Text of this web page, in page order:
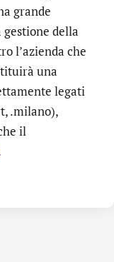
grande
della
l’azienda che
una
legati
.milano),
il